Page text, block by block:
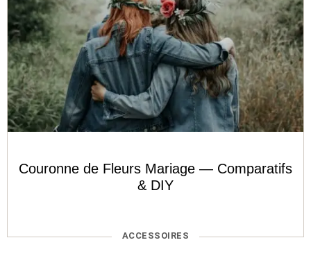
Couronne de Fleurs Mariage — Comparatifs
& DIY
CATÉGORIES
ACCESSOIRES